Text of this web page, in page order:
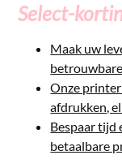
Select-
Maak uw
Onze
afdrukken,
Bespaar tijd
betaalbare